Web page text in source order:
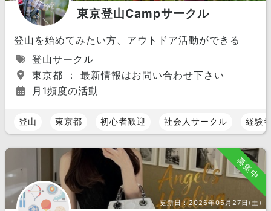
東京登山Campサークル
登山を始めてみたい方、アウトドア活動ができる
登山サークル
東京都 ： 最新情報はお問い合わせ下さい
月1頻度の活動
登山 東京都 初心者歓迎 社会人サークル 経験
募集中
更新日： 2026年06月27日(土)